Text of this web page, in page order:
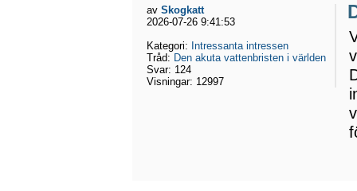
av Skogkatt
2026-07-26 9:41:53
Kategori: Intressanta intressen
Tråd: Den akuta vattenbristen i världen
Svar: 124
Visningar: 12997